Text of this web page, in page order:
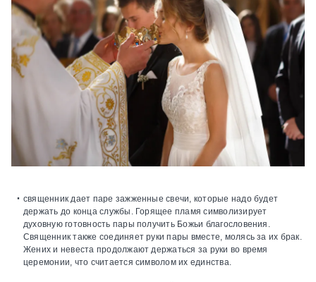
священник дает паре зажженные свечи, которые надо будет
держать до конца службы. Горящее пламя символизирует
духовную готовность пары получить Божьи благословения.
Священник также соединяет руки пары вместе, молясь за их брак.
Жених и невеста продолжают держаться за руки во время
церемонии, что считается символом их единства.